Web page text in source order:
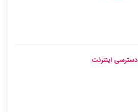
دسترسی اینترنت